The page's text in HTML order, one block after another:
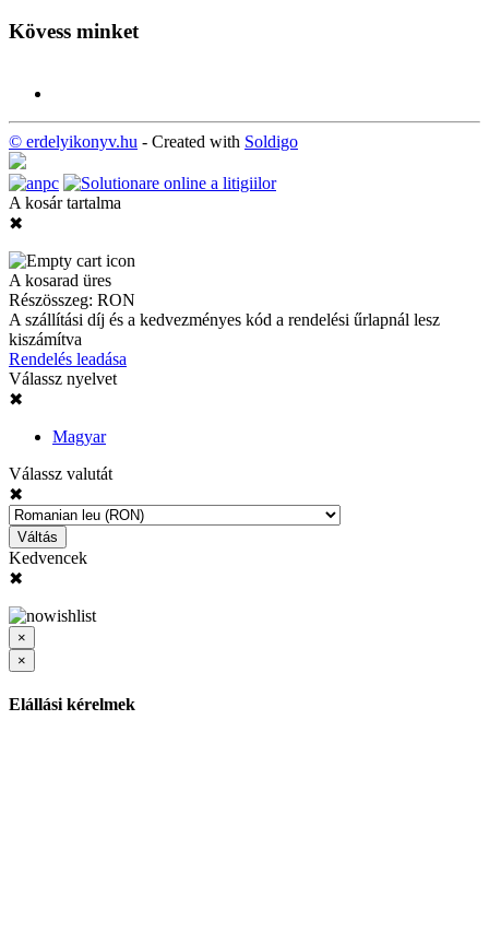
Kövess minket
© erdelyikonyv.hu - Created with Soldigo
A kosár tartalma
✖
A kosarad üres
Részösszeg: RON
A szállítási díj és a kedvezményes kód a rendelési űrlapnál lesz
kiszámítva
Rendelés leadása
Válassz nyelvet
✖
Magyar
Válassz valutát
✖
Váltás
Kedvencek
✖
×
×
Elállási kérelmek